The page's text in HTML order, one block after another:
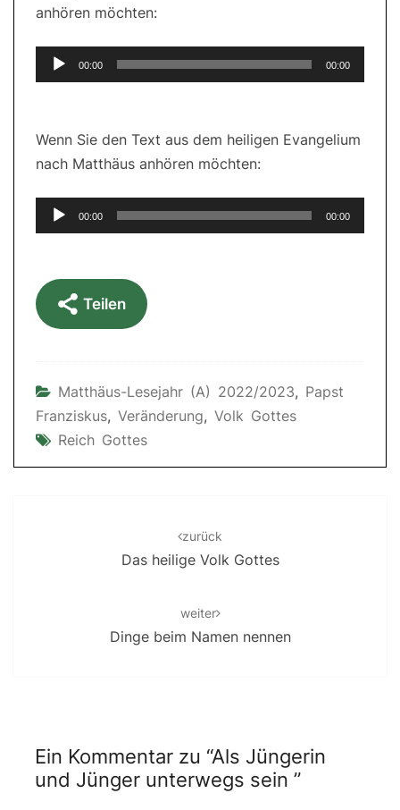
anhören möchten:
Audio-
Player
00:00 00:00
Wenn Sie den Text aus dem heiligen Evangelium
nach Matthäus anhören möchten:
Audio-
Player
00:00 00:00
Teilen
Matthäus-Lesejahr (A) 2022/2023, Papst
Franziskus, Veränderung, Volk Gottes
Reich Gottes
zurück
Das heilige Volk Gottes
weiter
Dinge beim Namen nennen
Ein Kommentar zu “Als Jüngerin
und Jünger unterwegs sein ”